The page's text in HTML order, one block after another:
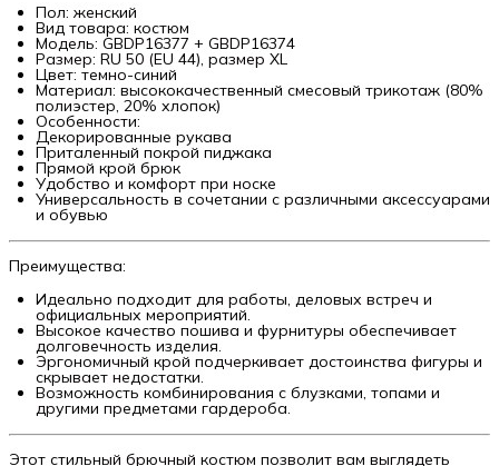
Пол: женский
Вид товара: костюм
Модель: GBDP16377 + GBDP16374
Размер: RU 50 (EU 44), размер XL
Цвет: темно-синий
Материал: высококачественный смесовый трикотаж (80%
полиэстер, 20% хлопок)
Особенности:
Декорированные рукава
Приталенный покрой пиджака
Прямой крой брюк
Удобство и комфорт при носке
Универсальность в сочетании с различными аксессуарами
и обувью
Преимущества:
Идеально подходит для работы, деловых встреч и
официальных мероприятий.
Высокое качество пошива и фурнитуры обеспечивает
долговечность изделия.
Эргономичный крой подчеркивает достоинства фигуры и
скрывает недостатки.
Возможность комбинирования с блузками, топами и
другими предметами гардероба.
Этот стильный брючный костюм позволит вам выглядеть